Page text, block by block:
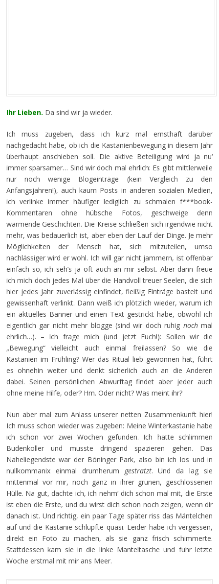
Ihr Lieben. Da sind wir ja wieder.
Ich muss zugeben, dass ich kurz mal ernsthaft darüber
nachgedacht habe, ob ich die Kastanienbewegung in diesem Jahr
überhaupt anschieben soll. Die aktive Beteiligung wird ja nu‘
immer sparsamer… Sind wir doch mal ehrlich: Es gibt mittlerweile
nur noch wenige Blogeinträge (kein Vergleich zu den
Anfangsjahren!), auch kaum Posts in anderen sozialen Medien,
ich verlinke immer häufiger lediglich zu schmalen f***book-
Kommentaren ohne hübsche Fotos, geschweige denn
wärmende Geschichten. Die Kreise schließen sich irgendwie nicht
mehr, was bedauerlich ist, aber eben der Lauf der Dinge. Je mehr
Möglichkeiten der Mensch hat, sich mitzuteilen, umso
nachlässiger wird er wohl. Ich will gar nicht jammern, ist offenbar
einfach so, ich seh’s ja oft auch an mir selbst. Aber dann freue
ich mich doch jedes Mal über die Handvoll treuer Seelen, die sich
hier jedes Jahr zuverlässig einfindet, fleißig Einträge bastelt und
gewissenhaft verlinkt. Dann weiß ich plötzlich wieder, warum ich
ein aktuelles Banner und einen Text gestrickt habe, obwohl ich
eigentlich gar nicht mehr blogge (sind wir doch ruhig nochmal
ehrlich…). – Ich frage mich (und jetzt Euch!): Sollen wir die
„Bewegung“ vielleicht auch einmal freilassen? So wie die
Kastanien im Frühling? Wer das Ritual lieb gewonnen hat, führt
es ohnehin weiter und denkt sicherlich auch an die Anderen
dabei. Seinen persönlichen Abwurftag findet aber jeder auch
ohne meine Hilfe, oder? Hm. Oder nicht? Was meint ihr?
Nun aber mal zum Anlass unserer netten Zusammenkunft hier!
Ich muss schon wieder was zugeben: Meine Winterkastanie habe
ich schon vor zwei Wochen gefunden. Ich hatte schlimmen
Budenkoller und musste dringend spazieren gehen. Das
Naheliegendste war der Böninger Park, also bin ich los und in
nullkommanix einmal drumherum gestratzt. Und da lag sie
mittenmal vor mir, noch ganz in ihrer grünen, geschlossenen
Hülle. Na gut, dachte ich, ich nehm‘ dich schon mal mit, die Erste
ist eben die Erste, und du wirst dich schon noch zeigen, wenn dir
danach ist. Und richtig, ein paar Tage später riss das Mäntelchen
auf und die Kastanie schlüpfte quasi. Leider habe ich vergessen,
direkt ein Foto zu machen, als sie ganz frisch schimmerte.
Stattdessen kam sie in die linke Manteltasche und fuhr letzte
Woche erstmal mit mir ans Meer.